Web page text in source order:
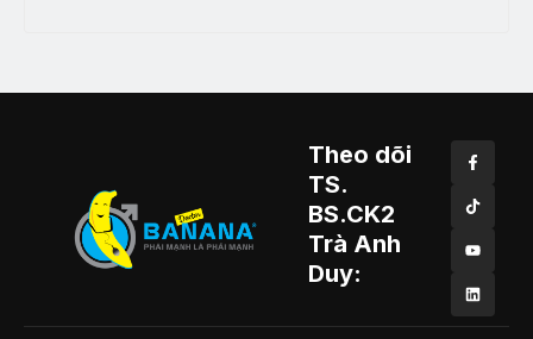
Theo dõi
TS.
BS.CK2
Trà Anh
Duy: